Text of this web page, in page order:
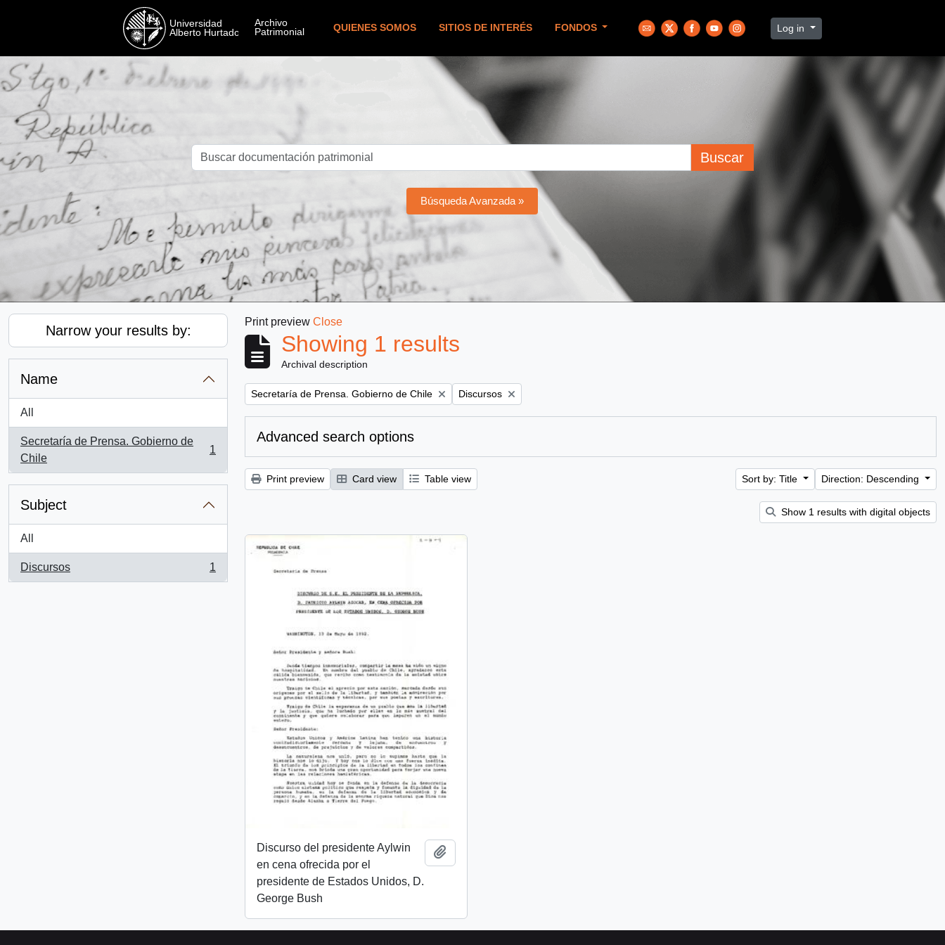
QUIENES SOMOS SITIOS DE INTERÉS FONDOS Log in
Buscar
Búsqueda Avanzada »
Narrow your results by:
Name
All
Secretaría de Prensa. Gobierno de
Chile
, 1 results
1
Subject
All
Discursos
, 1 results
1
Print preview Close
Showing 1 results
Archival description
Remove filter:
Secretaría de Prensa. Gobierno de Chile Remove filter:
Discursos
Advanced search options
Print preview Card view Table view Sort by: Title Direction: Descending
Show 1 results with digital objects
Discurso del presidente Aylwin
en cena ofrecida por el
presidente de Estados Unidos, D.
George Bush